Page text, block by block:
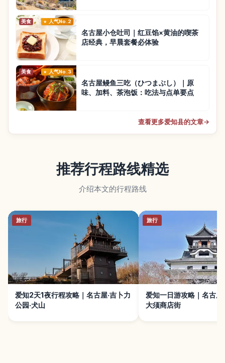
美食 人气No.2
名古屋小仓吐司｜红豆馅×黄油的喫茶
店经典，早晨套餐必体验
美食 人气No.3
名古屋鳗鱼三吃（ひつまぶし）｜原
味、加料、茶泡饭：吃法与点单要点
查看更多爱知县的文章→
推荐行程路线精选
介绍本文的行程路线
旅行
爱知2天1夜行程攻略｜名古屋·吉卜力
公园·犬山
旅行
爱知一日游攻略｜名古屋
大须商店街